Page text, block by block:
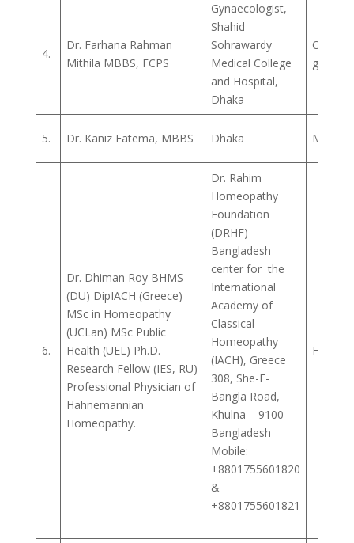
4.
Dr. Farhana Rahman
Mithila MBBS, FCPS
Gynaecologist,
Shahid
Sohrawardy
Medical College
and Hospital,
Dhaka
5. Dr. Kaniz Fatema, MBBS Dhaka
6.
Dr. Dhiman Roy BHMS
(DU) DipIACH (Greece)
MSc in Homeopathy
(UCLan) MSc Public
Health (UEL) Ph.D.
Research Fellow (IES, RU)
Professional Physician of
Hahnemannian
Homeopathy.
Dr. Rahim
Homeopathy
Foundation
(DRHF)
Bangladesh
center for the
International
Academy of
Classical
Homeopathy
(IACH), Greece
308, She-E-
Bangla Road,
Khulna – 9100
Bangladesh
Mobile:
+8801755601820
&
+8801755601821